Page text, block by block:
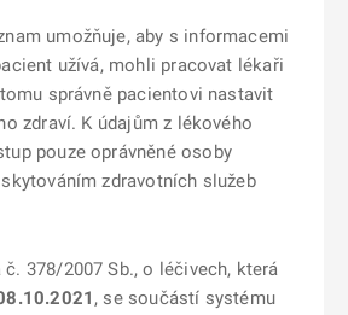
umožňuje, aby s informacemi
užívá, mohli pracovat lékaři
správně pacientovi nastavit
zdraví. K údajům z lékového
pouze oprávněné osoby
zdravotních služeb
378/2007 Sb., o léčivech, která
, se součástí systému